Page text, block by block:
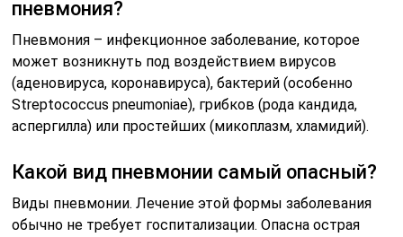
пневмония?
Пневмония – инфекционное заболевание, которое
может возникнуть под воздействием вирусов
(аденовируса, коронавируса), бактерий (особенно
Streptococcus pneumoniae), грибков (рода кандида,
аспергилла) или простейших (микоплазм, хламидий).
Какой вид пневмонии самый опасный?
Виды пневмонии. Лечение этой формы заболевания
обычно не требует госпитализации. Опасна острая